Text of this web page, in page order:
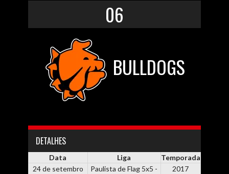
06
BULLDOGS
DETALHES
Data Liga
Temporada
24 de setembro
Paulista de Flag 5x5 -
2017